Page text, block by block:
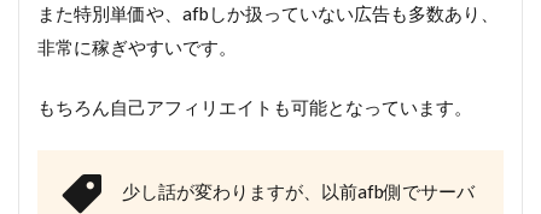
また特別単価や、afbしか扱っていない広告も多数あり、
非常に稼ぎやすいです。
もちろん自己アフィリエイトも可能となっています。
少し話が変わりますが、以前afb側でサーバ